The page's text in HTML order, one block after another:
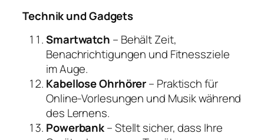
Technik und Gadgets
Smartwatch – Behält Zeit,
Benachrichtigungen und Fitnessziele
im Auge.
Kabellose Ohrhörer– Praktisch für
Online-Vorlesungen und Musik während
des Lernens.
Powerbank– Stellt sicher, dass Ihre